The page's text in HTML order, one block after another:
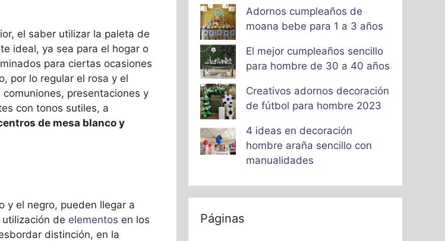
el saber utilizar la paleta de
ideal, ya sea para el hogar o
para ciertas ocasiones
por lo regular el rosa y el
presentaciones y
con tonos sutiles, a
de mesa blanco y
y el negro, pueden llegar a
de elementos en los
distinción, en la
Adornos cumpleaños de
moana bebe para 1 a 3 años
El mejor cumpleaños sencillo
para hombre de 30 a 40 años
Creativos adornos decoración
de fútbol para hombre 2023
4 ideas en decoración
hombre araña sencillo con
manualidades
Páginas